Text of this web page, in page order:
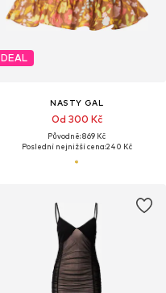
DEAL
NASTY GAL
Od 300 Kč
Původně: 869 Kč
Poslední nejnižší cena:240 Kč